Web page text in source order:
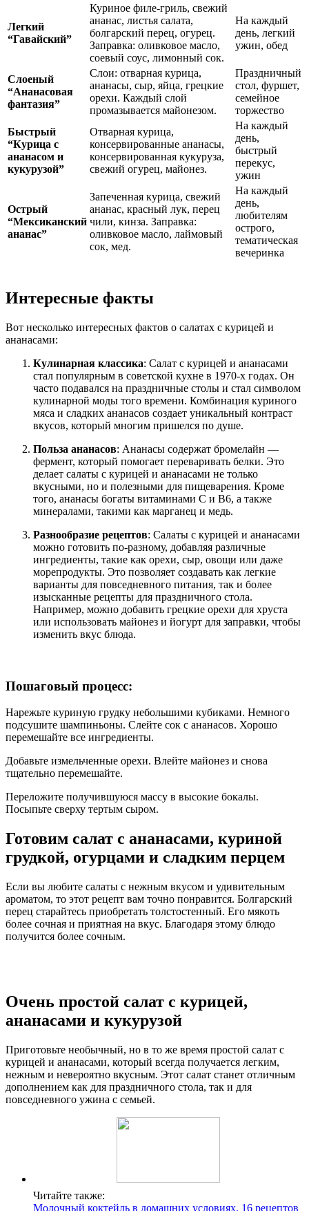
Легкий
“Гавайский”
Куриное филе-гриль, свежий
ананас, листья салата,
болгарский перец, огурец.
Заправка: оливковое масло,
соевый соус, лимонный сок.
На каждый
день, легкий
ужин, обед
Слоеный
“Ананасовая
фантазия”
Слои: отварная курица,
ананасы, сыр, яйца, грецкие
орехи. Каждый слой
промазывается майонезом.
Праздничный
стол, фуршет,
семейное
торжество
Быстрый
“Курица с
ананасом и
кукурузой”
Отварная курица,
консервированные ананасы,
консервированная кукуруза,
свежий огурец, майонез.
На каждый
день,
быстрый
перекус,
ужин
Острый
“Мексиканский
ананас”
Запеченная курица, свежий
ананас, красный лук, перец
чили, кинза. Заправка:
оливковое масло, лаймовый
сок, мед.
На каждый
день,
любителям
острого,
тематическая
вечеринка
Интересные факты
Вот несколько интересных фактов о салатах с курицей и
ананасами:
Кулинарная классика: Салат с курицей и ананасами
стал популярным в советской кухне в 1970-х годах. Он
часто подавался на праздничные столы и стал символом
кулинарной моды того времени. Комбинация куриного
мяса и сладких ананасов создает уникальный контраст
вкусов, который многим пришелся по душе.
Польза ананасов: Ананасы содержат бромелайн —
фермент, который помогает переваривать белки. Это
делает салаты с курицей и ананасами не только
вкусными, но и полезными для пищеварения. Кроме
того, ананасы богаты витаминами C и B6, а также
минералами, такими как марганец и медь.
Разнообразие рецептов: Салаты с курицей и ананасами
можно готовить по-разному, добавляя различные
ингредиенты, такие как орехи, сыр, овощи или даже
морепродукты. Это позволяет создавать как легкие
варианты для повседневного питания, так и более
изысканные рецепты для праздничного стола.
Например, можно добавить грецкие орехи для хруста
или использовать майонез и йогурт для заправки, чтобы
изменить вкус блюда.
Пошаговый процесс:
Нарежьте куриную грудку небольшими кубиками. Немного
подсушите шампиньоны. Слейте сок с ананасов. Хорошо
перемешайте все ингредиенты.
Добавьте измельченные орехи. Влейте майонез и снова
тщательно перемешайте.
Переложите получившуюся массу в высокие бокалы.
Посыпьте сверху тертым сыром.
Готовим салат с ананасами, куриной
грудкой, огурцами и сладким перцем
Если вы любите салаты с нежным вкусом и удивительным
ароматом, то этот рецепт вам точно понравится. Болгарский
перец старайтесь приобретать толстостенный. Его мякоть
более сочная и приятная на вкус. Благодаря этому блюдо
получится более сочным.
Очень простой салат с курицей,
ананасами и кукурузой
Приготовьте необычный, но в то же время простой салат с
курицей и ананасами, который всегда получается легким,
нежным и невероятно вкусным. Этот салат станет отличным
дополнением как для праздничного стола, так и для
повседневного ужина с семьей.
Читайте также:
Молочный коктейль в домашних условиях. 16 рецептов